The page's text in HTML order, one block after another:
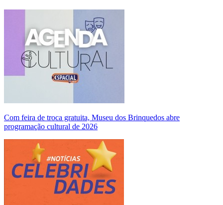
Com feira de troca gratuita, Museu dos Brinquedos abre
programação cultural de 2026